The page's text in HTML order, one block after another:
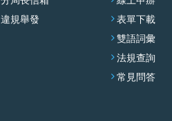
違規舉發
表單下載
雙語詞彙
法規查詢
常見問答